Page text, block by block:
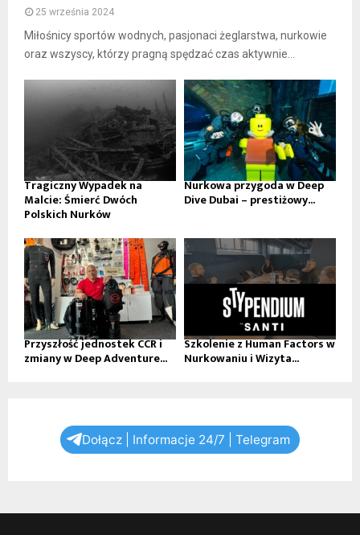
25 września 2024
Miłośnicy sportów wodnych, pasjonaci żeglarstwa, nurkowie
oraz wszyscy, którzy pragną spędzać czas aktywnie...
Tragiczny Wypadek na
Malcie: Śmierć Dwóch
Polskich Nurków
Nurkowa przygoda w Deep
Dive Dubai – prestiżowy...
Przyszłość jednostek CCR i
zmiany w Deep Adventure...
Szkolenie z Human Factors w
Nurkowaniu i Wizyta...
Dołącz | Informacje 24/7 | Telegram